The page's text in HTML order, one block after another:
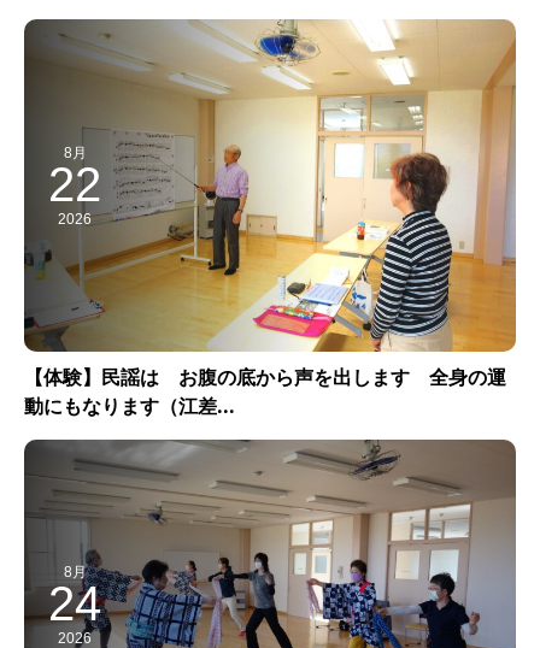
8月
22
2026
【体験】民謡は お腹の底から声を出します 全身の運
動にもなります（江差...
8月
24
2026